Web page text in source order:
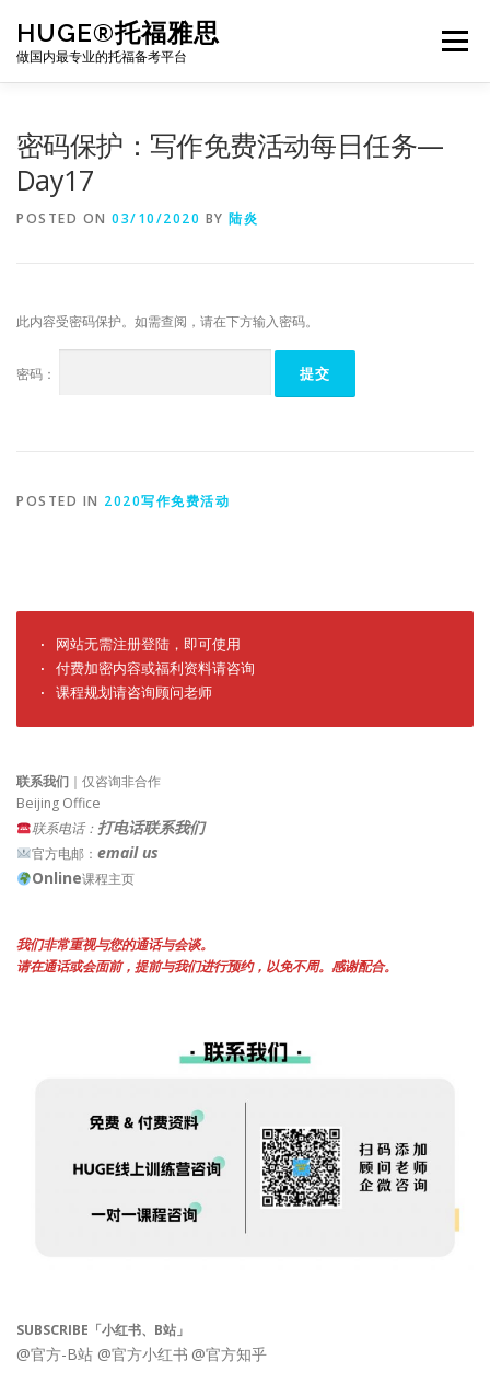
content
HUGE®托福雅思
做国内最专业的托福备考平台
Menu
密码保护：写作免费活动每日任务—
Day17
POSTED ON 03/10/2020 BY 陆炎
此内容受密码保护。如需查阅，请在下方输入密码。
密码：
POSTED IN 2020写作免费活动
· 网站无需注册登陆，即可使用
· 付费加密内容或福利资料请咨询
· 课程规划请咨询顾问老师
联系我们 ｜仅咨询非合作
Beijing Office
联系电话： 打电话联系我们
官方电邮： email us
Online课程主页
我们非常重视与您的通话与会谈。
请在通话或会面前，提前与我们进行预约，以免不周。感谢配合。
SUBSCRIBE「小红书、B站」
@官方-B站 @官方小红书 @官方知乎